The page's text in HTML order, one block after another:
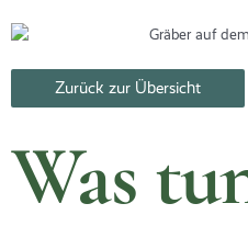
Zurück zur Übersicht
Was